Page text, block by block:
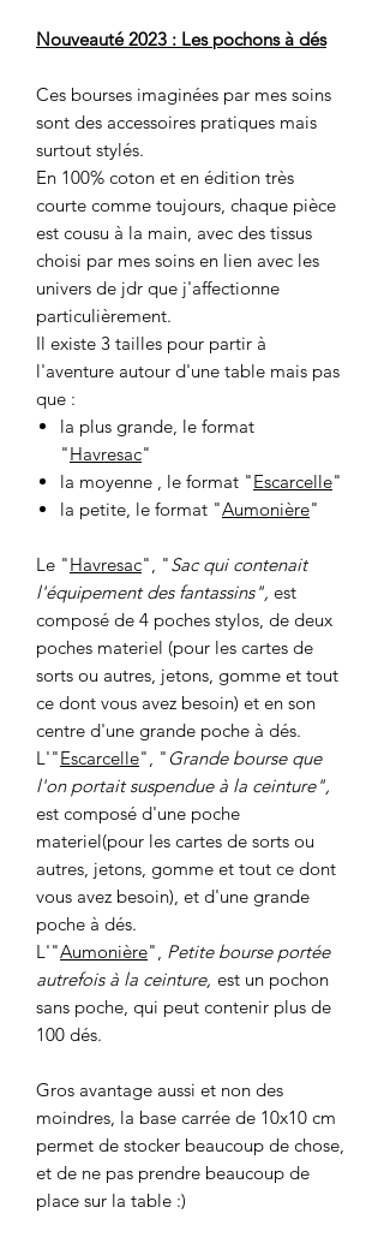
Nouveauté 2023 : Les pochons à dés
Ces bourses imaginées par mes soins
sont des accessoires pratiques mais
surtout stylés.
En 100% coton et en édition très
courte comme toujours, chaque pièce
est cousu à la main, avec des tissus
choisi par mes soins en lien avec les
univers de jdr que j'affectionne
particulièrement.
Il existe 3 tailles pour partir à
l'aventure autour d'une table mais pas
que :
la plus grande, le format
"Havresac"
la moyenne , le format "Escarcelle"
la petite, le format "Aumonière"
Le "Havresac", "Sac qui contenait
l'équipement des fantassins", est
composé de 4 poches stylos, de deux
poches materiel (pour les cartes de
sorts ou autres, jetons, gomme et tout
ce dont vous avez besoin) et en son
centre d'une grande poche à dés.
L'"Escarcelle", " Grande bourse que
l'on portait suspendue à la ceinture",
est composé d'une poche
materiel(pour les cartes de sorts ou
autres, jetons, gomme et tout ce dont
vous avez besoin), et d'une grande
poche à dés.
L'"Aumonière", Petite bourse portée
autrefois à la ceinture, est un pochon
sans poche, qui peut contenir plus de
100 dés.
Gros avantage aussi et non des
moindres, la base carrée de 10x10 cm
permet de stocker beaucoup de chose,
et de ne pas prendre beaucoup de
place sur la table :)